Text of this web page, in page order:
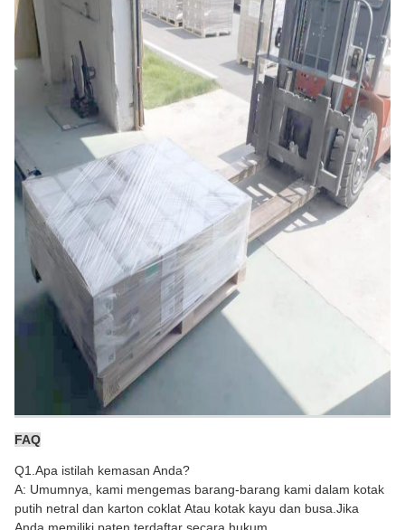
FAQ
Q1.Apa istilah kemasan Anda?
A: Umumnya, kami mengemas barang-barang kami dalam kotak
putih netral dan karton coklat Atau kotak kayu dan busa .Jika
Anda memiliki paten terdaftar secara hukum,